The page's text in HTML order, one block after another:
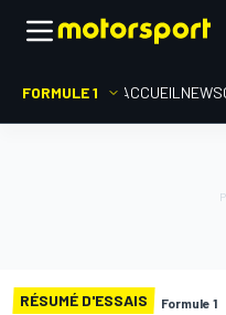
FORMULE 1 ACCUEIL NEWS
RÉSUMÉ D'ESSAIS Formule 1